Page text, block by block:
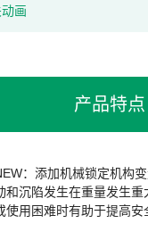
画
产品特点
：添加机械锁定机构变
和沉陷发生在重量发生
使用困难时有助于提高安